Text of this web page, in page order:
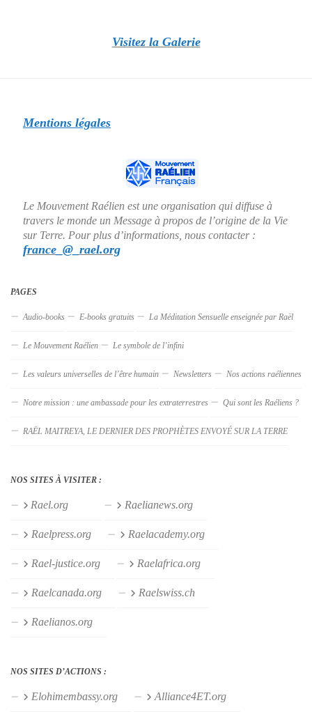
Visitez la Galerie
Mentions légales
Le Mouvement Raélien est une organisation qui diffuse à
travers le monde un Message à propos de l’origine de la Vie
sur Terre. Pour plus d’informations, nous contacter :
france_@_rael.org
PAGES
Audio-books E-books gratuits La Méditation Sensuelle enseignée par Raël
Le Mouvement Raélien Le symbole de l’infini
Les valeurs universelles de l’être humain Newsletters Nos actions raéliennes
Notre mission : une ambassade pour les extraterrestres Qui sont les Raéliens ?
RAËL MAITREYA, LE DERNIER DES PROPHÈTES ENVOYÉ SUR LA TERRE
NOS SITES À VISITER :
Rael.org Raelianews.org
Raelpress.org Raelacademy.org
Rael-justice.org Raelafrica.org
Raelcanada.org Raelswiss.ch
Raelianos.org
NOS SITES D’ACTIONS :
Elohimembassy.org Alliance4ET.org